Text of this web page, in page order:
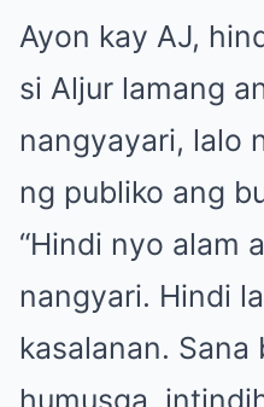
Ayon kay AJ,
si Aljur lamang
nangyayari, lalo
ng publiko ang
“Hindi nyo alam
nangyari. Hindi
kasalanan. Sana
humusga,